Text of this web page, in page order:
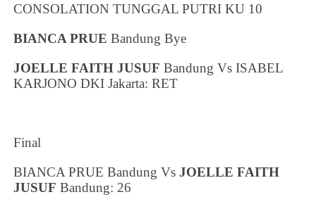
CONSOLATION TUNGGAL PUTRI KU 10
BIANCA PRUE Bandung Bye
JOELLE FAITH JUSUF Bandung VsISABEL
KARJONODKI Jakarta: RET
Final
BIANCA PRUEBandung VsJOELLE FAITH
JUSUF Bandung: 26